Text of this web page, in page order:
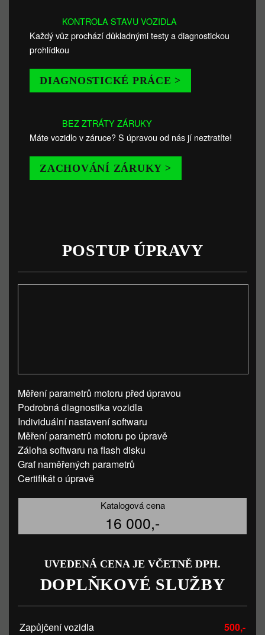
KONTROLA STAVU VOZIDLA
Každý vůz prochází důkladnými testy a diagnostickou
prohlídkou
DIAGNOSTICKÉ PRÁCE >
BEZ ZTRÁTY ZÁRUKY
Máte vozidlo v záruce? S úpravou od nás jí neztratíte!
ZACHOVÁNÍ ZÁRUKY >
POSTUP ÚPRAVY
Měření parametrů motoru před úpravou
Podrobná diagnostika vozidla
Individuální nastavení softwaru
Měření parametrů motoru po úpravě
Záloha softwaru na flash disku
Graf naměřených parametrů
Certifikát o úpravě
Katalogová cena
16 000,-
UVEDENÁ CENA JE VČETNĚ DPH.
DOPLŇKOVÉ SLUŽBY
Zapůjčení vozidla 500,-